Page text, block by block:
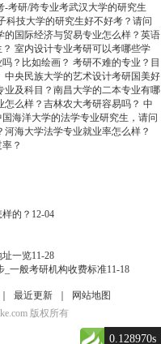
-考研/跨专业考武汉大学的研究生
科技大学的研究生好不好考？请问
的国际经济与贸易专业怎么样？英语
室内设计专业考研可以考哪些学
？比如绘画？ 考研不难的专业？目
中央民族大学的艺术设计考研国美好
业及科目？南昌大学的二本专业有哪
么样？吉林农大考研容易吗？ 中
海洋大学的法学专业研究生，请问
海大学法学专业就业率怎么样？
？
的？ 12-04
址一览11-28
_一般考研机构收费标准11-18
最近更新
网站地图
版权所有
0.128970s